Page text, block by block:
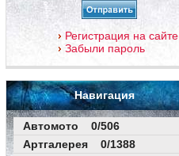
Регистрация на сайте
Забыли пароль
Навигация
Автомото 0/506
Артгалерея 0/1388